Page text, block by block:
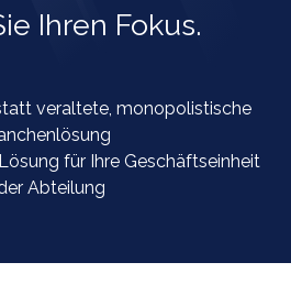
Ihren Fokus.
veraltete, monopolistische
für Ihre Geschäftseinheit
Abteilung